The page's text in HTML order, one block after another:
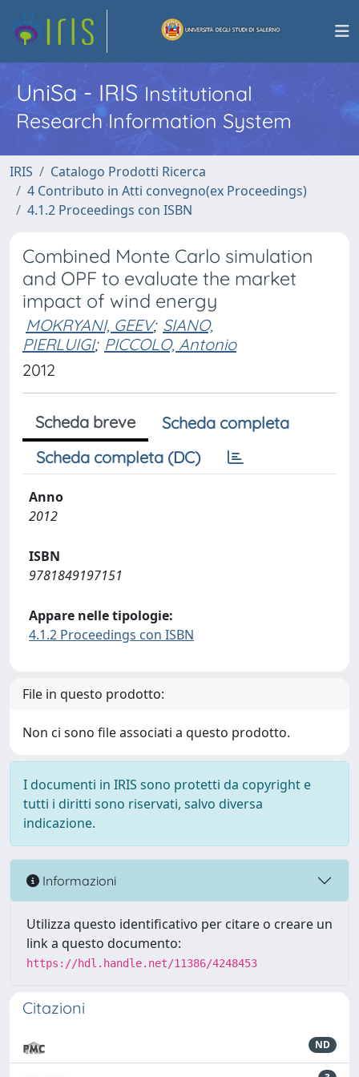
UniSa - IRISInstitutional
Research Information System
IRIS
Catalogo Prodotti Ricerca
4 Contributo in Atti convegno(ex Proceedings)
4.1.2 Proceedings con ISBN
Combined Monte Carlo simulation
and OPF to evaluate the market
impact of wind energy
MOKRYANI, GEEV; SIANO,
PIERLUIGI; PICCOLO, Antonio
2012
Scheda breve
Scheda completa
Scheda completa (DC)
Anno
2012
ISBN
9781849197151
Appare nelle tipologie:
4.1.2 Proceedings con ISBN
File in questo prodotto:
Non ci sono file associati a questo prodotto.
I documenti in IRIS sono protetti da copyright e
tutti i diritti sono riservati, salvo diversa
indicazione.
Informazioni
Utilizza questo identificativo per citare o creare un
link a questo documento:
https://hdl.handle.net/11386/4248453
Citazioni
ND